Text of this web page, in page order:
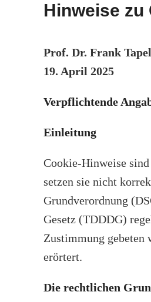
Hinweise zu
Prof. Dr. Frank
19. April 2025
Verpflichtende
Einleitung
Cookie-Hinweise
setzen sie nicht
Grundverordnung
Gesetz (TDDDG)
Zustimmung gebeten
erörtert.
Die rechtlichen